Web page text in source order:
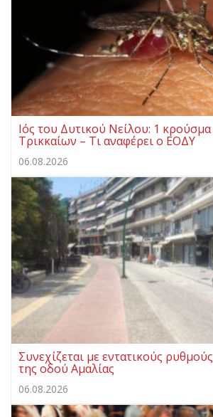
Ιός του Δυτικού Νείλου: 1
Τρικκαίων – Τι αναφέρει ο ΕΟΔΥ
06.08.2026
Συνεχίζεται με εντατικούς
της οδού Αμαλίας
06.08.2026